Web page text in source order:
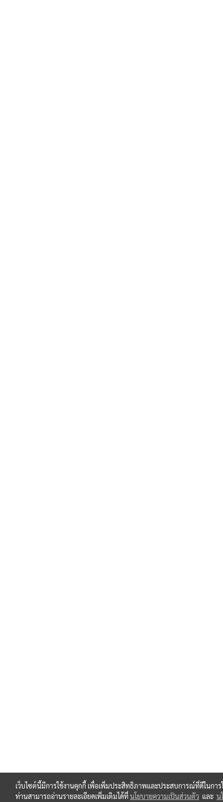
เว็บไซต์นี้มีการใช้งานคุกกี้ เพื่อเพิ่มประสิทธิภาพและประสบการณ์ที่ดีในการ
ท่านสามารถอ่านรายละเอียดเพิ่มเติมได้ที่นโยบายความเป็นส่วนตัว และ น